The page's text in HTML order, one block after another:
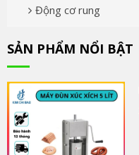
Động cơ rung
SẢN PHẨM NỔI BẬT